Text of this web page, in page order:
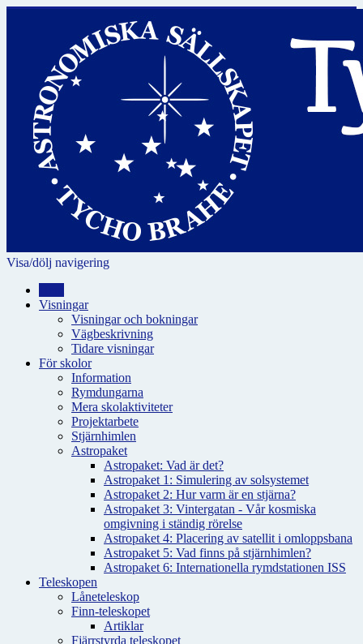
Visa/dölj navigering
Visningar
Visningar och bokningar
Vägbeskrivning
Tidare visningar
För skolor
Information
Rymdungarna
Mera skolaktiviteter
Projektarbete
Stjärnhimlen
Astropaket
Astropaket: Vad är det?
Astropaket 1: Simulering av solsystemet
Astropaket 2: Hur varm är en stjärna?
Astropaket 3: Vintergatan - Vår kosmiska
omgivning i ständig rörelse
Astropaket 4: Placering av satellit i omloppsbana
Astropaket 5: Vad finns på stjärnhimlen?
Astropaket 6: Internationella rymdstationen ISS
Teleskopen
Låneteleskop
Finn-teleskopet
Artiklar
Fjärrstyrda teleskopet